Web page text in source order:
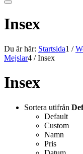
Insex
Du är här: Startsida1 /
Mejslar4 / Insex
Insex
Sortera utifrån
Default
Custom
Namn
Pris